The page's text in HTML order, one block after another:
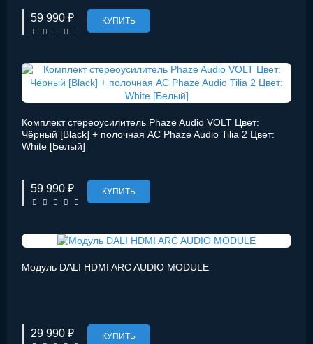
59 990 ₽ КУПИТЬ
Комплект стереоусилитель Phaze Audio VOLT Цвет:
Чёрный [Black] + полочная АС Phaze Audio Tilia 2 Цвет:
White [Белый]
59 990 ₽ КУПИТЬ
Модуль DALI HDMI ARC AUDIO MODULE
29 990 ₽ КУПИТЬ